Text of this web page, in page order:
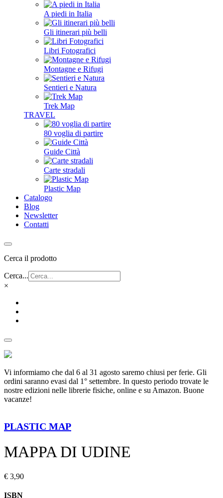
A piedi in Italia
Gli itinerari più belli
Libri Fotografici
Montagne e Rifugi
Sentieri e Natura
Trek Map
TRAVEL
80 voglia di partire
Guide Città
Carte stradali
Plastic Map
Catalogo
Blog
Newsletter
Contatti
Cerca il prodotto
Cerca...
×
Vi informiamo che dal 6 al 31 agosto saremo chiusi per ferie. Gli
ordini saranno evasi dal 1° settembre. In questo periodo trovate le
nostre edizioni nelle librerie fisiche, online e su Amazon. Buone
vacanze!
PLASTIC MAP
MAPPA DI UDINE
€ 3,90
ISBN